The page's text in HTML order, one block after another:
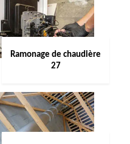
Ramonage de chaudière
27